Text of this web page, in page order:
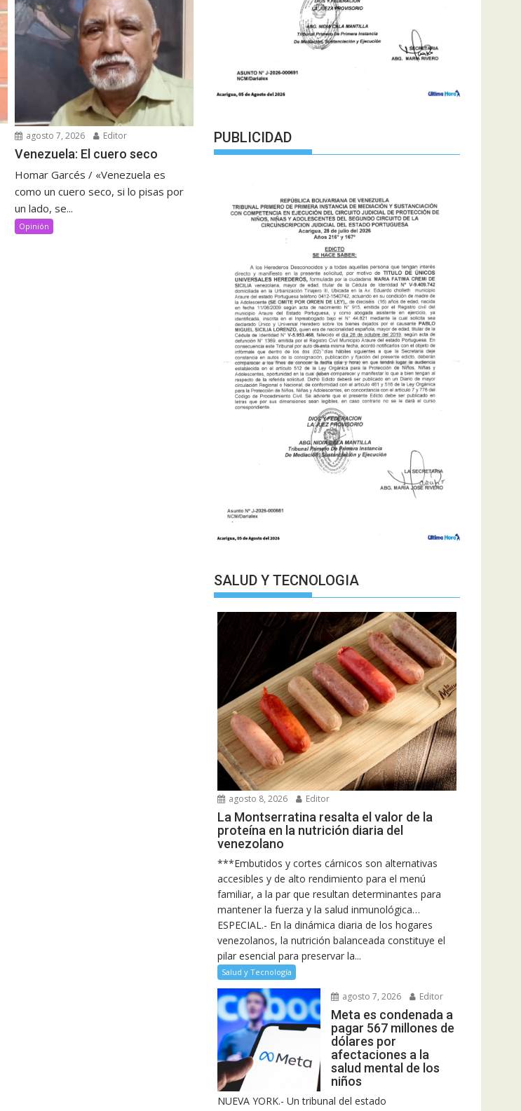
agosto 7, 2026 Editor
Venezuela: El cuero seco
Homar Garcés / «Venezuela es
como un cuero seco, si lo pisas por
un lado, se...
Opinión
PUBLICIDAD
SALUD Y TECNOLOGIA
agosto 8, 2026 Editor
La Montserratina resalta el valor de la
proteína en la nutrición diaria del
venezolano
***Embutidos y cortes cárnicos son alternativas
accesibles y de alto rendimiento para el menú
familiar, a la par que resultan determinantes para
mantener la fuerza y la salud inmunológica…
ESPECIAL.- En la dinámica diaria de los hogares
venezolanos, la nutrición balanceada constituye el
pilar esencial para preservar la...
Salud y Tecnología
agosto 7, 2026 Editor
Meta es condenada a
pagar 567 millones de
dólares por
afectaciones a la
salud mental de los
niños
NUEVA YORK.- Un tribunal del estado